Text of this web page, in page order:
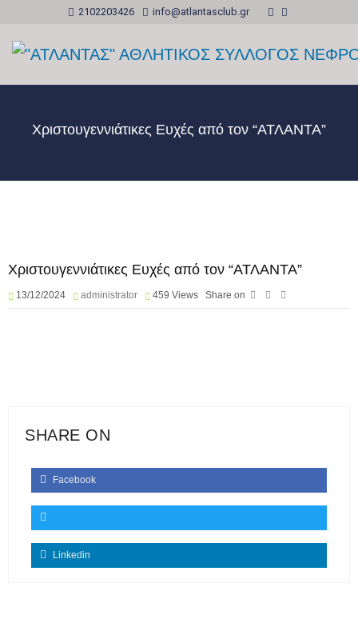
2102203426 info@atlantasclub.gr
Χριστουγεννιάτικες Ευχές από τον “ΑΤΛΑΝΤΑ”
Χριστουγεννιάτικες Ευχές από τον “ΑΤΛΑΝΤΑ”
13/12/2024 administrator 459 Views Share on
SHARE ON
Facebook
Linkedin